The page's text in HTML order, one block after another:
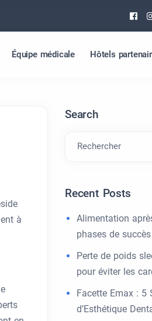
Équipe médicale Hôtels
à
Search
Rechercher
Recent Posts
Alimentation
phases de succès
Perte de poids
pour éviter les
Facette Emax : 5
d’Esthétique